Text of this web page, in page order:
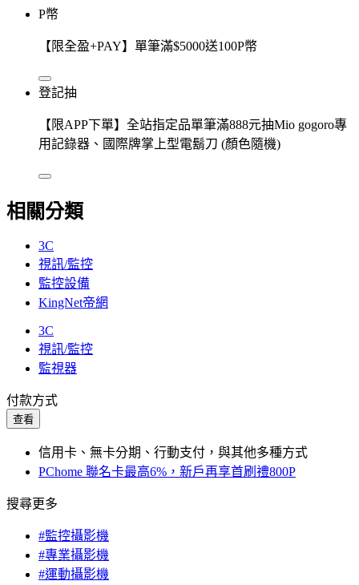
P幣
【限全盈+PAY】單筆滿$5000送100P幣
登記抽
【限APP下單】全站指定品單筆滿888元抽Mio gogoro專
用記錄器、國際牌掌上型電鬍刀 (顏色隨機)
相關分類
3C
視訊/監控
監控設備
KingNet帝網
3C
視訊/監控
監視器
付款方式
查看
信用卡、無卡分期、行動支付，與其他多種方式
PChome 聯名卡最高6%，新戶再享首刷禮800P
搜尋更多
#監控攝影機
#專業攝影機
#運動攝影機